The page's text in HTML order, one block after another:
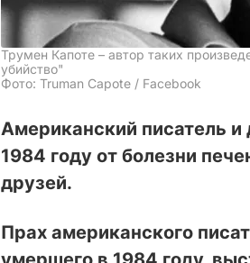
Трумен Капоте – автор таких
убийство"
Фото: Truman Capote / Facebook
Американский писатель
1984 году от болезни
друзей.
Прах американского